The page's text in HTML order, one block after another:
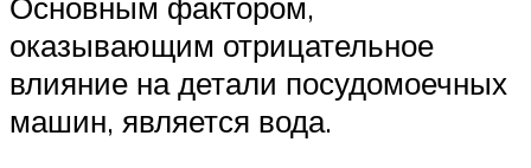
оказывающим отрицательное
влияние на детали посудомоечных
машин, является вода.